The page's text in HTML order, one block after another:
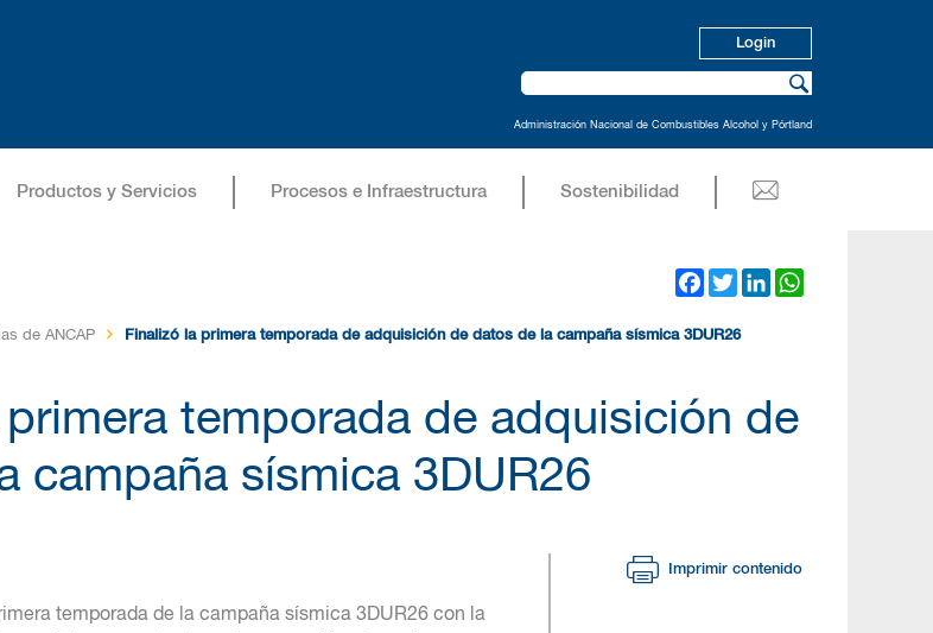
Administración Nacional de Combustibles Alcohol y Pórtland
Login
Productos y Servicios Procesos e Infraestructura Sostenibilidad
Facebook
TwitterLinkedIn
de ANCAP Finalizó la primera temporada de adquisición de datos de la campaña sísmica 3DUR26
primera temporada de adquisición de
campaña sísmica 3DUR26
temporada de la campaña sísmica 3DUR26 con la
Imprimir contenido